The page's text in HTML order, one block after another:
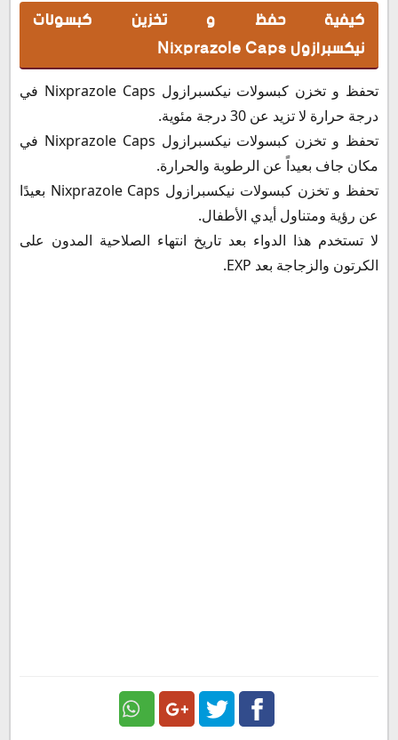
كيفية حفظ و تخزين كبسولات
نيكسبرازول Nixprazole Caps
تحفظ و تخزن كبسولات نيكسبرازول Nixprazole Caps في
درجة حرارة لا تزيد عن 30 درجة مئوية.
تحفظ و تخزن كبسولات نيكسبرازول Nixprazole Caps في
مكان جاف بعيداً عن الرطوبة والحرارة.
تحفظ و تخزن كبسولات نيكسبرازول Nixprazole Caps بعيدًا
عن رؤية ومتناول أيدي الأطفال.
لا تستخدم هذا الدواء بعد تاريخ انتهاء الصلاحية المدون على
الكرتون والزجاجة بعد EXP.